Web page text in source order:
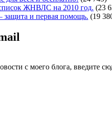
ЖНВЛС на 2010 год. (23
защита и первая помощь. (19
с моего блога, введите